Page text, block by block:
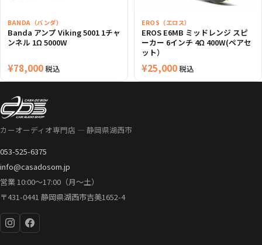
BANDA（バンダ）
Banda アンプ Viking 5001 1チャ
ンネル 1Ω 5000W
¥78,000税込
EROS（エロス）
EROS E6MB ミッドレンジ スピ
ーカー 6インチ 4Ω 400W(ペアセ
ット）
¥25,000税込
カーオーディオ専門店 — 静岡県湖西市
053-525-6375
info@casadosom.jp
営業 10:00〜17:00（月〜土）
〒431-0441 静岡県湖西市吉美1652-4